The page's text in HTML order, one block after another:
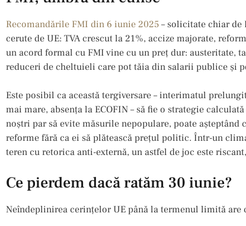
Recomandările FMI din 6 iunie 2025 – solicitate chiar de
cerute de UE: TVA crescut la 21%, accize majorate,
un acord formal cu FMI vine cu un preț dur: austeritate,
reduceri de cheltuieli care pot tăia din salarii publice și
Este posibil ca această tergiversare – interimatul
mai mare, absența la ECOFIN – să fie o strategie
noștri par să evite măsurile nepopulare, poate așteptând
reforme fără ca ei să plătească prețul politic. Într-un
teren cu retorica anti-externă, un astfel de joc este
Ce pierdem dacă ratăm 30 iunie?
Neîndeplinirea cerințelor UE până la termenul limită are